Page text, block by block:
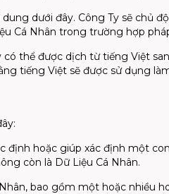
dưới đây. Công Ty sẽ chủ
Cá Nhân trong trường hợp
thể được dịch từ tiếng Việt
tiếng Việt sẽ được sử dụng
định hoặc giúp xác định một
còn là Dữ Liệu Cá Nhân.
bao gồm một hoặc nhiều